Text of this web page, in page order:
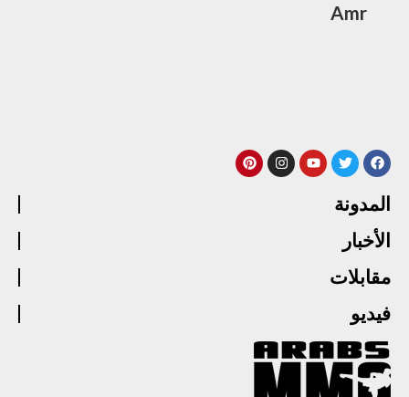
Amr
المدونة
الأخبار
مقابلات
فيديو